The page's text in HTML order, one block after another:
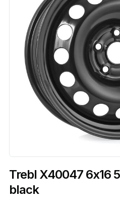
Trebl X40047 6x16
black